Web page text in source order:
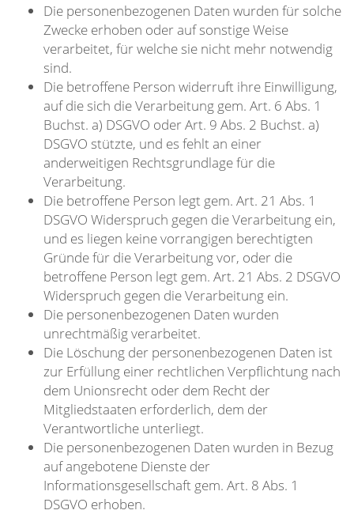
Die personenbezogenen Daten wurden für solche
Zwecke erhoben oder auf sonstige Weise
verarbeitet, für welche sie nicht mehr notwendig
sind.
Die betroffene Person widerruft ihre Einwilligung,
auf die sich die Verarbeitung gem. Art. 6 Abs. 1
Buchst. a) DSGVO oder Art. 9 Abs. 2 Buchst. a)
DSGVO stützte, und es fehlt an einer
anderweitigen Rechtsgrundlage für die
Verarbeitung.
Die betroffene Person legt gem. Art. 21 Abs. 1
DSGVO Widerspruch gegen die Verarbeitung ein,
und es liegen keine vorrangigen berechtigten
Gründe für die Verarbeitung vor, oder die
betroffene Person legt gem. Art. 21 Abs. 2 DSGVO
Widerspruch gegen die Verarbeitung ein.
Die personenbezogenen Daten wurden
unrechtmäßig verarbeitet.
Die Löschung der personenbezogenen Daten ist
zur Erfüllung einer rechtlichen Verpflichtung nach
dem Unionsrecht oder dem Recht der
Mitgliedstaaten erforderlich, dem der
Verantwortliche unterliegt.
Die personenbezogenen Daten wurden in Bezug
auf angebotene Dienste der
Informationsgesellschaft gem. Art. 8 Abs. 1
DSGVO erhoben.